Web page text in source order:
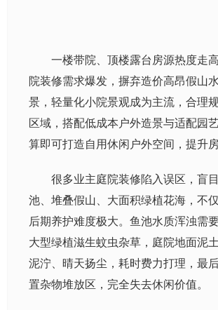
一楼带院、顶楼露台房源热度走
院装修需求爆发，摒弃造价高昂假山
景，轻量化小院景观成为主流，合理
区域，搭配低成本户外造景与适配园
算即可打造自用休闲户外空间，提升房
很多业主庭院装修陷入误区，盲
池、堆叠假山、大面积绿植花海，不
后期养护难度极大。鱼池水质浑浊需
大型绿植滋生蚊虫杂草，庭院地面泥
泥泞、晴天扬尘，耗时费力打理，最
置杂物堆放区，完全失去休闲价值。